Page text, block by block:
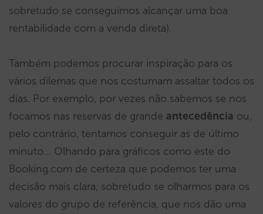
sobretudo se conseguimos alcançar uma boa
rentabilidade com a venda direta).
Também podemos procurar inspiração para os
vários dilemas que nos costumam assaltar todos os
dias. Por exemplo, por vezes não sabemos se nos
focamos nas reservas de grande antecedência ou,
pelo contrário, tentamos conseguir as de último
minuto… Olhando para gráficos como este do
Booking.com de certeza que podemos ter uma
decisão mais clara, sobretudo se olharmos para os
valores do grupo de referência, que nos dão uma